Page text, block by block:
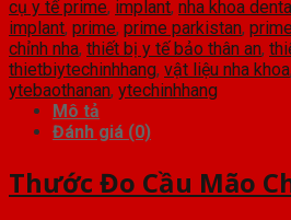
cụ y tế prime, implant, nha khoa dental
implant, prime, prime parkistan,
chỉnh nha, thiết bị y tế bảo thân an,
thietbiytechinhhang, vật liệu nha khoa,
ytebaothanan, ytechinhhang
Mô tả
Đánh giá (0)
Thước Đo Cầu Mão